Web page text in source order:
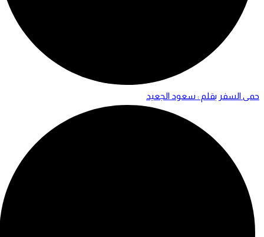
حمى السفر بقلم : سعود الجعيد